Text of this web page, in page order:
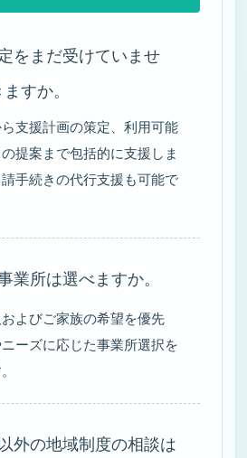
をまだ受けていませ
すか。
支援計画の策定、利用可能
提案まで包括的に支援しま
手続きの代行支援も可能で
業所は選べますか。
よびご家族の希望を優先
ーズに応じた事業所選択を
外の地域制度の相談は